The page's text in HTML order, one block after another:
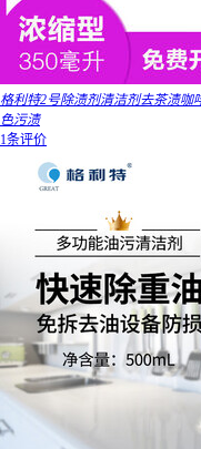
格利特2号除渍剂清洁剂去茶渍咖
色污渍
1条评价